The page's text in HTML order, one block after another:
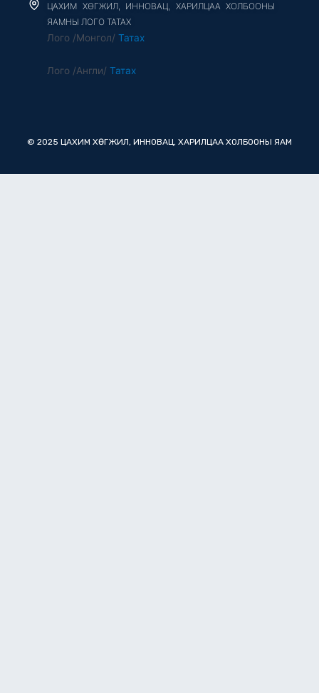
ЦАХИМ ХӨГЖИЛ, ИННОВАЦ, ХАРИЛЦАА ХОЛБООНЫ
ЯАМНЫ ЛОГО ТАТАХ
Лого /Монгол/ Татах
Лого /Англи/ Татах
© 2025 ЦАХИМ ХӨГЖИЛ, ИННОВАЦ, ХАРИЛЦАА ХОЛБООНЫ ЯАМ